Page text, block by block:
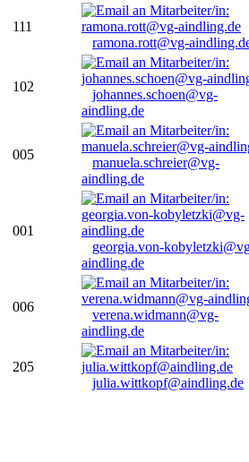
111
ramona.rott@vg-
102
johannes.schoen@vg-
aindling.de
005
manuela.schreier@vg-
aindling.de
001
georgia.von-
aindling.de
006
verena.widmann@vg-
aindling.de
205
julia.wittkopf@aindling.de